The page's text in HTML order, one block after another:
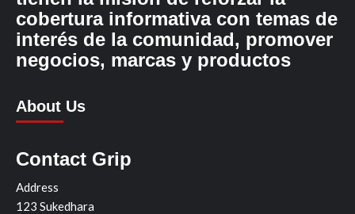
cobertura informativa con temas de
interés de la comunidad, promover
negocios, marcas y productos
About Us
Contact Grip
Address
123 Sukedhara